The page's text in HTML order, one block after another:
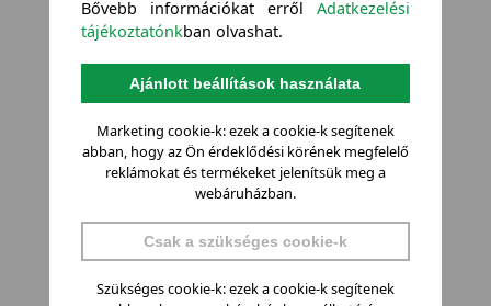
Bővebb információkat errőlAdatkezelési
tájékoztatónkban olvashat.
Ajánlott beállítások használata
Marketing cookie-k: ezek a cookie-k segítenek
abban, hogy az Ön érdeklődési körének megfelelő
reklámokat és termékeket jelenítsük meg a
webáruházban.
Csak a szükséges cookie-k
Szükséges cookie-k: ezek a cookie-k segítenek